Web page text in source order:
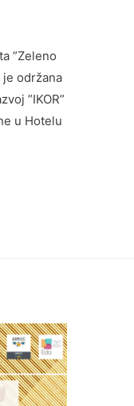
”Zeleno
održana
”IKOR”
u Hotelu